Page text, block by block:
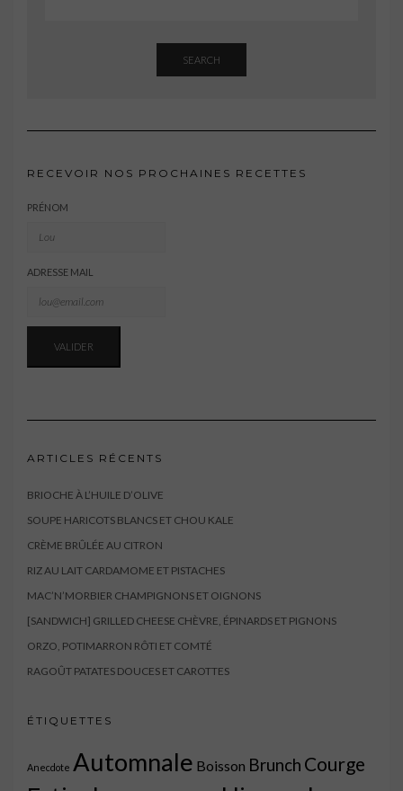
SEARCH
RECEVOIR NOS PROCHAINES RECETTES
PRÉNOM
ADRESSE MAIL
ARTICLES RÉCENTS
BRIOCHE À L’HUILE D’OLIVE
SOUPE HARICOTS BLANCS ET CHOU KALE
CRÈME BRÛLÉE AU CITRON
RIZ AU LAIT CARDAMOME ET PISTACHES
MAC’N’MORBIER CHAMPIGNONS ET OIGNONS
[SANDWICH] GRILLED CHEESE CHÈVRE, ÉPINARDS ET PIGNONS
ORZO, POTIMARRON RÔTI ET COMTÉ
RAGOÛT PATATES DOUCES ET CAROTTES
ÉTIQUETTES
Anecdote Automnale Boisson Brunch Courge